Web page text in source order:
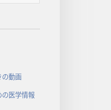
動画
医学情報